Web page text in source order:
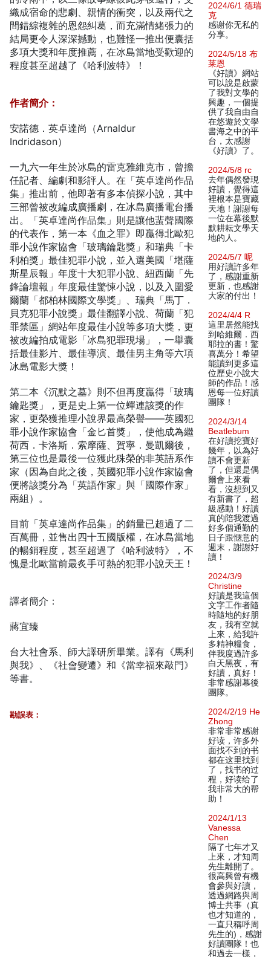
織成宿命的悲劇、親情的衝突，以及兩代之
間錯綜複雜的恩怨糾葛，而充滿情緒張力的
結局更令人深深撼動，也難怪一推出便囊括
多項大獎和年度推薦，在冰島當地受歡迎的
程度甚至超越了《哈利波特》！
作者簡介：
安諾德．英卓達尚（Arnaldur
Indridason）
一九六一年生於冰島的雷克雅維克市，曾擔
任記者、編劇和影評人。在「英卓達尚作品
集」推出前，他即著有多本偵探小說，其中
三部曾被改編成廣播劇，在冰島廣播電台播
出。「英卓達尚作品集」則是讓他蜚聲國際
的代表作，第一本《血之罪》即贏得北歐犯
罪小說作家協會「玻璃鑰匙獎」和瑞典「卡
利柏獎」最佳犯罪小說，並入選美國「堪薩
斯星辰報」年度十大犯罪小說、紐西蘭「先
鋒論壇報」年度最佳驚悚小說，以及入圍愛
爾蘭「都柏林國際文學獎」、瑞典「馬丁．
貝克犯罪小說獎」最佳翻譯小說、荷蘭「犯
罪禁區」網站年度最佳小說等多項大獎，更
被改編拍成電影「冰島犯罪現場」，一舉囊
括最佳影片、最佳導演、最佳男主角等六項
冰島電影大獎！
第二本《沉默之墓》則不但再度贏得「玻璃
鑰匙獎」，更是史上第一位蟬連該獎的作
家，更榮獲推理小說界最高榮譽——英國犯
罪小說作家協會「金匕首獎」，使他成為繼
荷西．卡洛斯．索摩薩、賀寧．曼凱爾後，
第三位也是最後一位獲此殊榮的非英語系作
家（因為自此之後，英國犯罪小說作家協會
便將該獎分為「英語作家」與「國際作家」
兩組）。
目前「英卓達尚作品集」的銷量已超過了二
百萬冊，並售出四十五國版權，在冰島當地
的暢銷程度，甚至超過了《哈利波特》，不
愧是北歐當前最炙手可熱的犯罪小說天王！
譯者簡介：
蔣宜臻
台大社會系、師大譯研所畢業。譯有《馬利
與我》、《社會變遷》和《當幸福來敲門》
等書。
勘誤表：
2024/6/1 德瑞
克
感谢你无私的
分享。
2024/5/18 布
莱恩
《好讀》網站
可以說是啟蒙
了我對文學的
興趣，一個提
供了我自由自
在悠遊於文學
書海之中的平
台，太感謝
《好讀》了。
2024/5/8 rc
去年偶然發現
好讀，覺得這
裡根本是寶藏
天地！謝謝每
一位在幕後默
默耕耘文學天
地的人。
2024/5/7 呢
用好讀許多年
了，感謝重新
更新，也感謝
大家的付出！
2024/4/4 R
這里居然能找
到哈維爾．西
耶拉的書！驚
喜萬分！希望
能讀到更多這
位歷史小說大
師的作品！感
恩每一位好讀
團隊！
2024/3/14
Beatlebum
在好讀挖寶好
幾年，以為好
讀不會更新
了，但還是偶
爾會上來看
看，沒想到又
有新書了，超
級感動！好讀
真的陪我渡過
好多個通勤的
日子跟愜意的
週末，謝謝好
讀！
2024/3/9
Christine
好讀是我這個
文字工作者隨
時隨地的好朋
友，我有空就
上來，給我許
多精神糧食，
伴我度過許多
白天黑夜，有
好讀，真好！
非常感謝幕後
團隊。
2024/2/19 He
Zhong
非常非常感谢
好读，许多外
面找不到的书
都在这里找到
了，找书的过
程，好读给了
我非常大的帮
助！
2024/1/13
Vanessa
Chen
隔了七年才又
上來，才知周
先生離開了。
很高興曾有機
會參與好讀，
透過網路與周
博士共事（真
也才知道的，
一直只稱呼周
先生的)，感謝
好讀團隊！也
和過去一樣，